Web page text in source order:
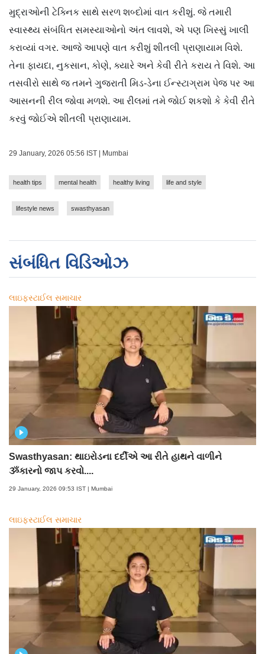
મુદ્રાઓની ટેક્નિક સાથે સરળ શબ્દોમાં વાત કરીશું. જે તમારી
સ્વાસ્થ્ય સંબંધિત સમસ્યાઓનો અંત લાવશે, એ પણ ખિસ્સું ખાલી
કરાવ્યાં વગર. આજે આપણે વાત કરીશું શીતલી પ્રાણાયામ વિશે.
તેના ફાયદા, નુકસાન, કોણે, ક્યારે અને કેવી રીતે કરાય તે વિશે. આ
તસવીરો સાથે જ તમને ગુજરાતી મિડ-ડેના ઈન્સ્ટાગ્રામ પેજ પર આ
આસનની રીલ જોવા મળશે. આ રીલમાં તમે જોઈ શકશો કે કેવી રીતે
કરવું જોઈએ શીતલી પ્રાણાયામ.
29 January, 2026 05:56 IST | Mumbai
health tips mental health healthy living life and style
lifestyle news swasthyasan
સંબંધિત વિડિઓઝ
લાઇફસ્ટાઈલ સમાચાર
Swasthyasan: થાઇરોડના દર્દીએ આ રીતે હાથને વાળીને
ૐકારનો જાપ કરવો....
29 January, 2026 09:53 IST | Mumbai
લાઇફસ્ટાઈલ સમાચાર